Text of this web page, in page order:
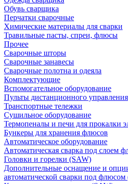
Обувь сварщика
Перчатки сварочные
Химические материалы для сварки
Травильные пасты, спреи, флюсы
Прочее
Сварочные шторы
Сварочные занавесы
Сварочные полотна и одеяла
Комплектующие
Вспомогательное оборудование
Пульты дистанционного управления
Транспортные тележки
Сушильное оборудование
Термопеналы и печи для прокалки
Бункеры для хранения флюсов
Автоматическое оборудование
Автоматическая сварка под слоем
Головки и горелки (SAW)
Дополнительные оснащение и
автоматической сварки под